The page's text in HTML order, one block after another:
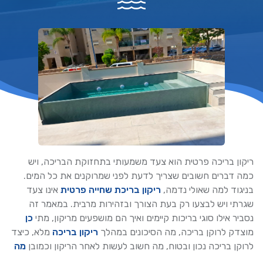
ריקון בריכה פרטית הוא צעד משמעותי בתחזוקת הבריכה, ויש
כמה דברים חשובים שצריך לדעת לפני שמרוקנים את כל המים.
בניגוד למה שאולי נדמה, ריקון בריכת שחייה פרטית אינו צעד
שגרתי ויש לבצעו רק בעת הצורך ובזהירות מרבית. במאמר זה
נסביר אילו סוגי בריכות קיימים ואיך הם מושפעים מריקון, מתי כן
מוצדק לרוקן בריכה, מה הסיכונים במהלך ריקון בריכה מלא, כיצד
לרוקן בריכה נכון ובטוח, מה חשוב לעשות לאחר הריקון וכמובן מה